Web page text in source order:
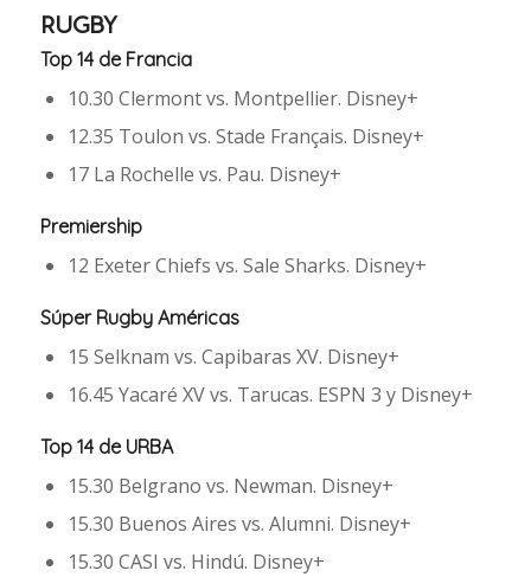
RUGBY
Top 14 de Francia
10.30 Clermont vs. Montpellier. Disney+
12.35 Toulon vs. Stade Français. Disney+
17 La Rochelle vs. Pau. Disney+
Premiership
12 Exeter Chiefs vs. Sale Sharks. Disney+
Súper Rugby Américas
15 Selknam vs. Capibaras XV. Disney+
16.45 Yacaré XV vs. Tarucas. ESPN 3 y Disney+
Top 14 de URBA
15.30 Belgrano vs. Newman. Disney+
15.30 Buenos Aires vs. Alumni. Disney+
15.30 CASI vs. Hindú. Disney+